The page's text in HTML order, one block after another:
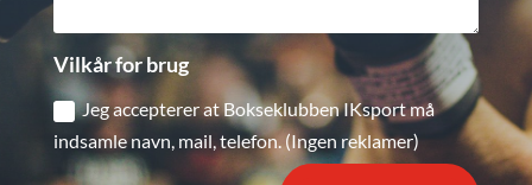
Vilkår for brug
Jeg accepterer at Bokseklubben IKsport må
indsamle navn, mail, telefon. (Ingen reklamer)